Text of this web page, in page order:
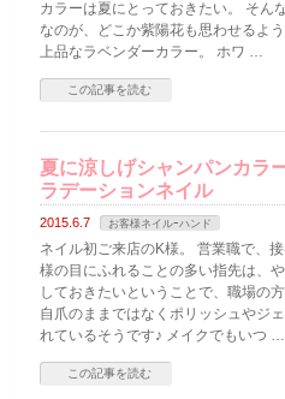
カラーは夏にとっておきたい。 そん
なのが、どこか紫陽花も思わせるよ
上品なラベンダーカラー。 ホワ …
この記事を読む
夏に涼しげシャンパンカラ
ラデーションネイル
2015.6.7 お客様ネイルｰハンド
ネイル初ご来店のK様。 営業職で、
様の目にふれることの多い指先は、
しておきたいということで、職場の方
自爪のままではなくポリッシュやジ
れているそうです♪ メイクでもいつ …
この記事を読む